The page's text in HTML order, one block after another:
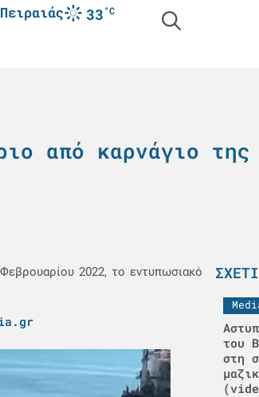
Πειραιάς 33°C
από καρνάγιο της
2022, το εντυπωσιακό
του
στη